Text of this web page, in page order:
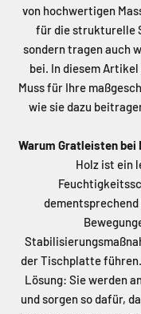
von hochwertigen
für die strukturelle
sondern tragen auch
bei. In diesem
Muss für Ihre
wie sie dazu
Warum Gratleisten
Holz ist ein
der Tischplatte
Lösung: Sie werden
und sorgen so dafür,